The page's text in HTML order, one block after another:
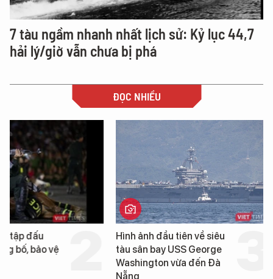
7 tàu ngầm nhanh nhất lịch sử: Kỷ lục 44,7
hải lý/giờ vẫn chưa bị phá
ĐỌC NHIỀU
Hình ảnh đầu tiên về siêu
tàu sân bay USS George
Cận cảnh chiến hạm
tống tàu sân bay USS
George Washington